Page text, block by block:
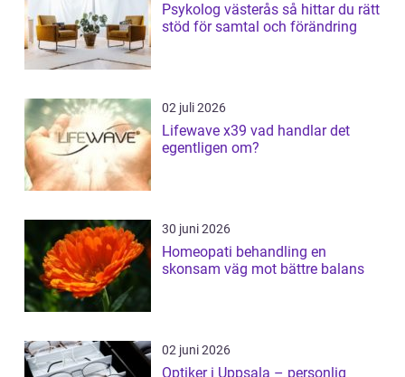
Psykolog västerås så hittar du rätt
stöd för samtal och förändring
02 juli 2026
Lifewave x39 vad handlar det
egentligen om?
30 juni 2026
Homeopati behandling en
skonsam väg mot bättre balans
02 juni 2026
Optiker i Uppsala – personlig